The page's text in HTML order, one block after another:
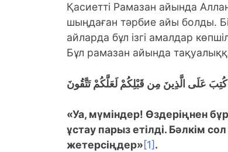
Қасиетті Рамазан айында
шыңдаған тәрбие айы болды.
айларда бұл ізгі амалдар
Бұл рамазан айында
كُتِبَ عَلَى الَّذِينَ مِن قَبْلِكُمْ لَعَلَّكُمْ تَتَّقُونَ
«Уа, мүміндер! Өздеріңнен
ұстау парыз етілді. Бәлкім
жетерсіңдер»[1].